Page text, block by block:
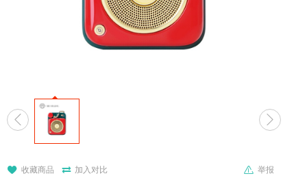
 
 收藏商品  加入对比  举报